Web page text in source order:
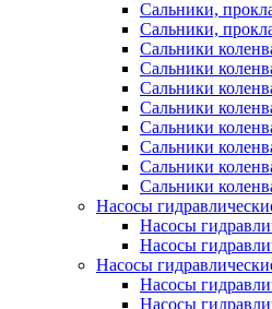
Сальники,
Сальники,
Сальники
Сальники
Сальники
Сальники
Сальники
Сальники
Сальники
Сальники
Насосы
Насосы
Насосы
Насосы
Насосы
Насосы